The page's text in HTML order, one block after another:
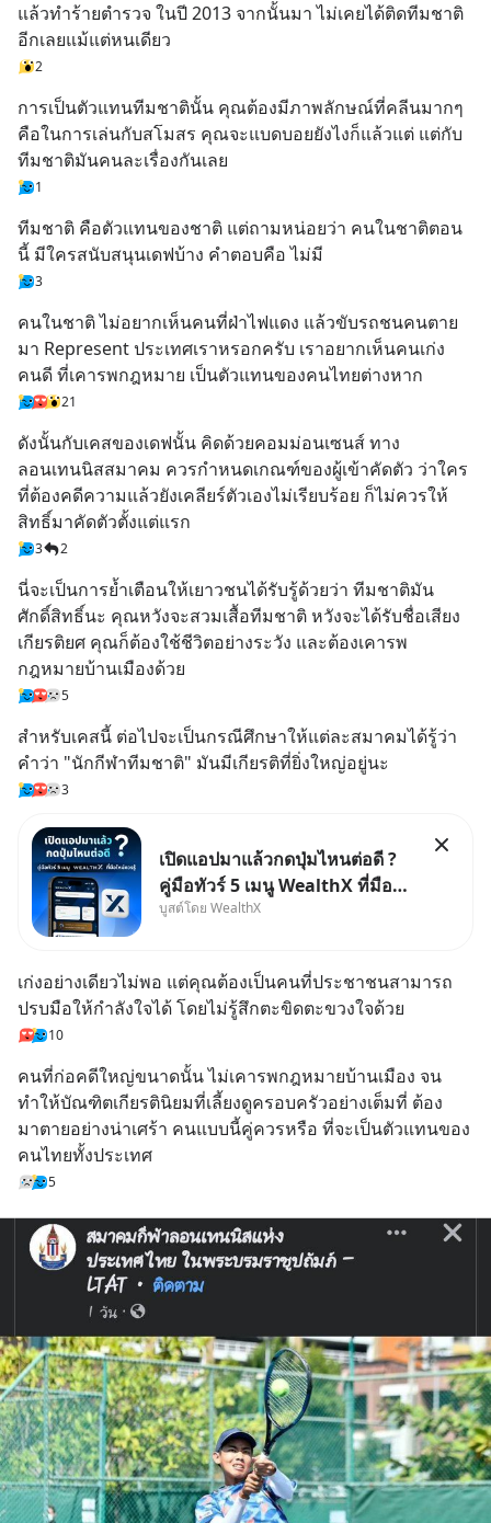
แล้วทำร้ายตำรวจ ในปี 2013 จากนั้นมา ไม่เคยได้ติดทีมชาติ
อีกเลยแม้แต่หนเดียว
2
การเป็นตัวแทนทีมชาตินั้น คุณต้องมีภาพลักษณ์ที่คลีนมากๆ
คือในการเล่นกับสโมสร คุณจะแบดบอยยังไงก็แล้วแต่ แต่กับ
ทีมชาติมันคนละเรื่องกันเลย
1
ทีมชาติ คือตัวแทนของชาติ แต่ถามหน่อยว่า คนในชาติตอน
นี้ มีใครสนับสนุนเดฟบ้าง คำตอบคือ ไม่มี
3
คนในชาติ ไม่อยากเห็นคนที่ฝ่าไฟแดง แล้วขับรถชนคนตาย
มา Represent ประเทศเราหรอกครับ เราอยากเห็นคนเก่ง
คนดี ที่เคารพกฎหมาย เป็นตัวแทนของคนไทยต่างหาก
21
ดังนั้นกับเคสของเดฟนั้น คิดด้วยคอมม่อนเซนส์ ทาง
ลอนเทนนิสสมาคม ควรกำหนดเกณฑ์ของผู้เข้าคัดตัว ว่าใคร
ที่ต้องคดีความแล้วยังเคลียร์ตัวเองไม่เรียบร้อย ก็ไม่ควรให้
สิทธิ์มาคัดตัวตั้งแต่แรก
3 2
นี่จะเป็นการย้ำเตือนให้เยาวชนได้รับรู้ด้วยว่า ทีมชาติมัน
ศักดิ์สิทธิ์นะ คุณหวังจะสวมเสื้อทีมชาติ หวังจะได้รับชื่อเสียง
เกียรติยศ คุณก็ต้องใช้ชีวิตอย่างระวัง และต้องเคารพ
กฎหมายบ้านเมืองด้วย
5
สำหรับเคสนี้ ต่อไปจะเป็นกรณีศึกษาให้แต่ละสมาคมได้รู้ว่า
คำว่า "นักกีฬาทีมชาติ" มันมีเกียรติที่ยิ่งใหญ่อยู่นะ
3
เปิดแอปมาแล้วกดปุ่มไหนต่อดี ?
คู่มือทัวร์ 5 เมนู WealthX ที่มือ
ใหม่ควรรู้ สำหรับใครที่เพิ่งโหลด
ปุ่มไหนต่อ อ่านโพสต์นี้เลย
WealthX จะขอพาไปทัวร์ 5 เมนู
หลัก ที่จะทำให้คุ
บูสต์โดย WealthX
เก่งอย่างเดียวไม่พอ แต่คุณต้องเป็นคนที่ประชาชนสามารถ
ปรบมือให้กำลังใจได้ โดยไม่รู้สึกตะขิดตะขวงใจด้วย
10
คนที่ก่อคดีใหญ่ขนาดนั้น ไม่เคารพกฎหมายบ้านเมือง จน
ทำให้บัณฑิตเกียรตินิยมที่เลี้ยงดูครอบครัวอย่างเต็มที่ ต้อง
มาตายอย่างน่าเศร้า คนแบบนี้คู่ควรหรือ ที่จะเป็นตัวแทนของ
คนไทยทั้งประเทศ
5